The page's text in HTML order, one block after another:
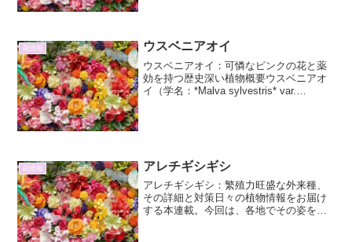
花情報 ウスベニアオイ
ウスベニアオイ：可憐なピンクの花と薬
効を持つ歴史深い植物概要ウスベニアオ
イ（学名：*Malva sylvestris* var.
花情報 アレチギシギシ
アレチギシギシ：繁殖力旺盛な外来種、
その詳細と対策日々の植物情報をお届け
する本連載。今回は、各地でその姿を広